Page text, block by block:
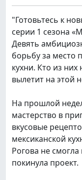
"Готовьтесь к
серии 1 сезона
Девять
борьбу за место
кухни. Кто из них
вылетит на этой
На прошлой
мастерство в
вкусовые
мексиканской
Рогова не
покинула проект.